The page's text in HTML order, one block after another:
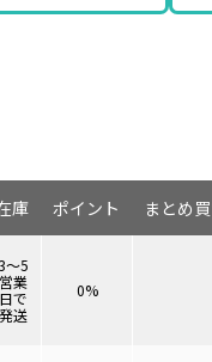
外径
庫 ポイント まとめ
～5
営業
日で
発送
0%